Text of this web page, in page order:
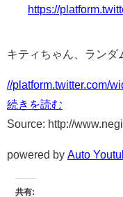
https://
キティちゃん、ランダ
//platform.twitter.com/
続きを読む
Source: http://
powered by Auto
共有: